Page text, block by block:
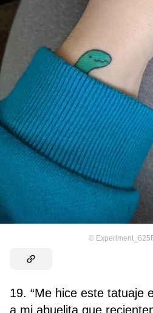
©
19. “Me hice este tatuaje
a mi abuelita que